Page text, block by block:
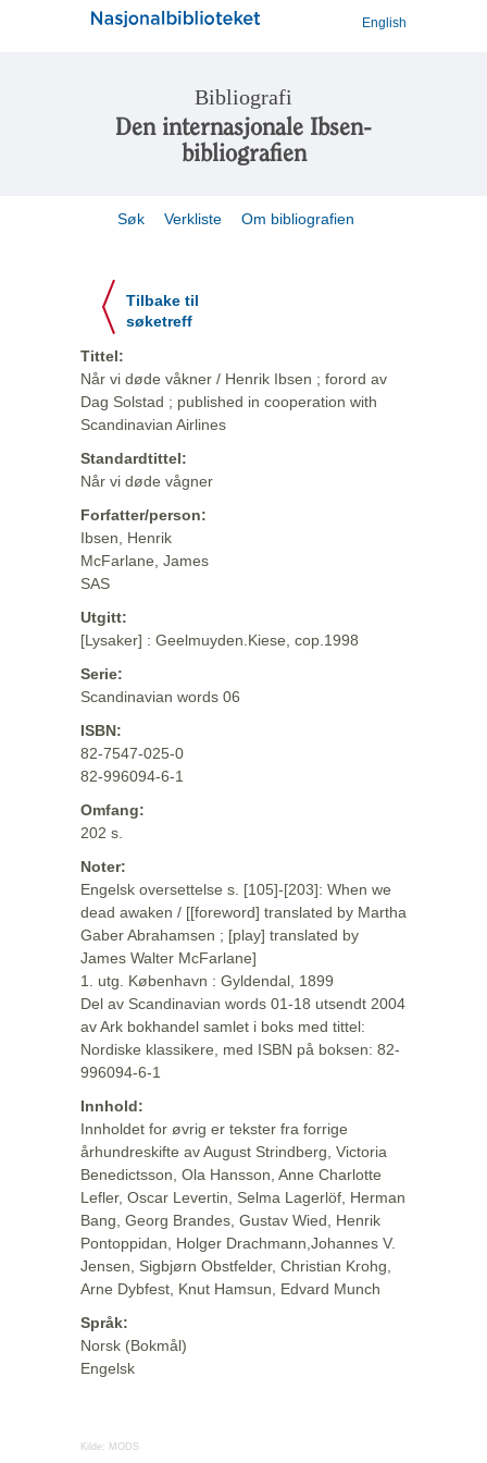
English
Bibliografi
Den internasjonale Ibsen-
bibliografien
Søk Verkliste Om bibliografien
Tilbake til
søketreff
Tittel:
Når vi døde våkner / Henrik Ibsen ; forord av
Dag Solstad ; published in cooperation with
Scandinavian Airlines
Standardtittel:
Når vi døde vågner
Forfatter/person:
Ibsen, Henrik
McFarlane, James
SAS
Utgitt:
[Lysaker] : Geelmuyden.Kiese, cop.1998
Serie:
Scandinavian words 06
ISBN:
82-7547-025-0
82-996094-6-1
Omfang:
202 s.
Noter:
Engelsk oversettelse s. [105]-[203]: When we
dead awaken / [[foreword] translated by Martha
Gaber Abrahamsen ; [play] translated by
James Walter McFarlane]
1. utg. København : Gyldendal, 1899
Del av Scandinavian words 01-18 utsendt 2004
av Ark bokhandel samlet i boks med tittel:
Nordiske klassikere, med ISBN på boksen: 82-
996094-6-1
Innhold:
Innholdet for øvrig er tekster fra forrige
århundreskifte av August Strindberg, Victoria
Benedictsson, Ola Hansson, Anne Charlotte
Lefler, Oscar Levertin, Selma Lagerlöf, Herman
Bang, Georg Brandes, Gustav Wied, Henrik
Pontoppidan, Holger Drachmann,Johannes V.
Jensen, Sigbjørn Obstfelder, Christian Krohg,
Arne Dybfest, Knut Hamsun, Edvard Munch
Språk:
Norsk (Bokmål)
Engelsk
Kilde: MODS